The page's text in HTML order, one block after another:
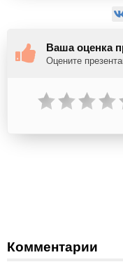
Ваша оценка
Оцените
Комментарии